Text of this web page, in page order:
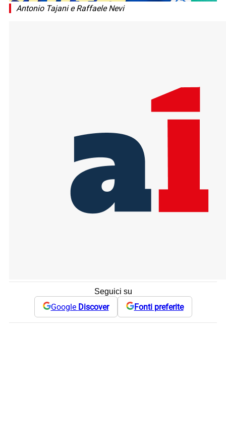
Antonio Tajani e Raffaele Nevi
Seguici su
Google Discover Fonti preferite